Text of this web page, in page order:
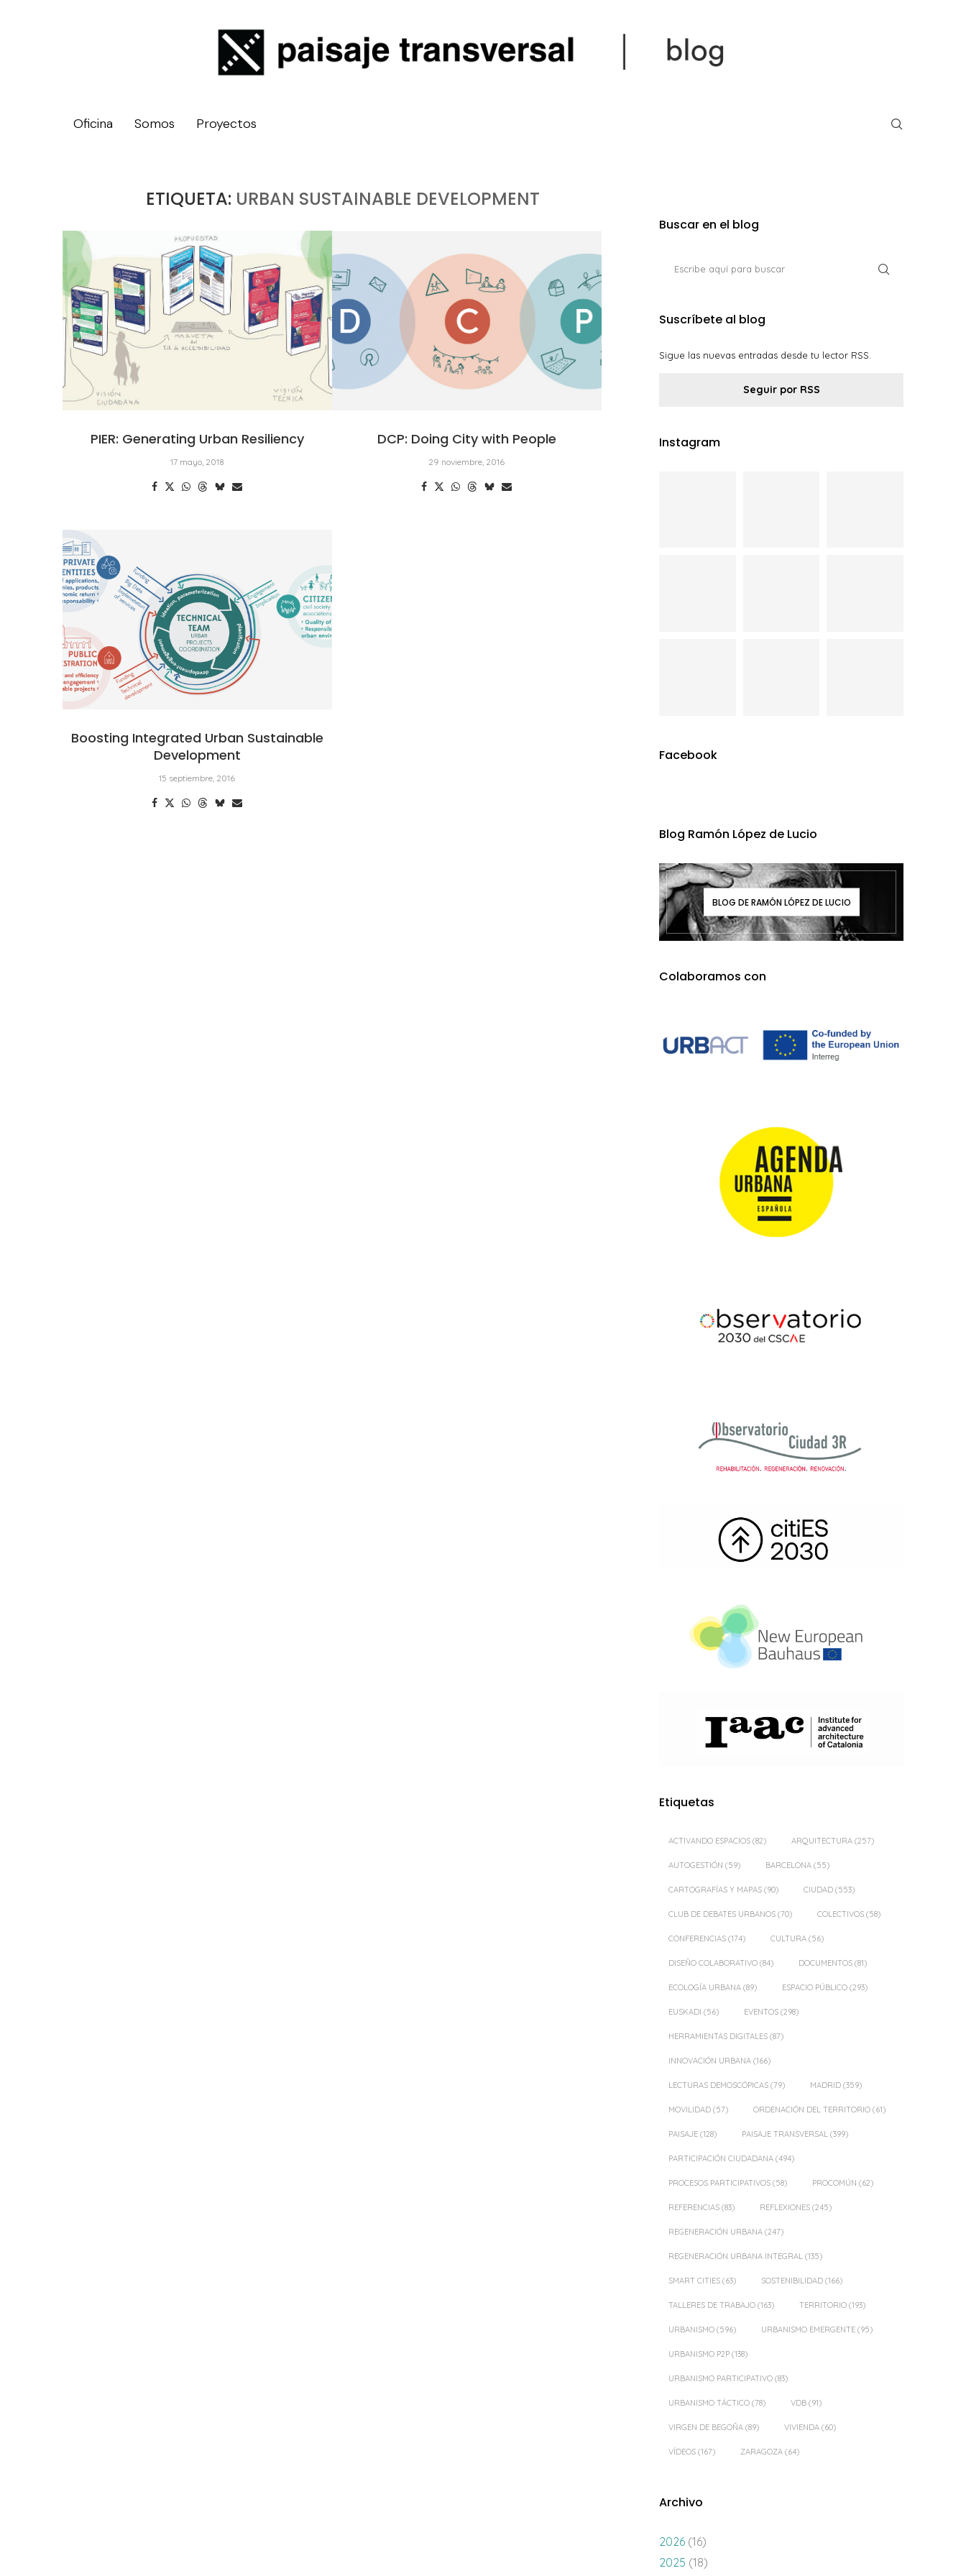
Oficina Somos Proyectos
ETIQUETA: URBAN SUSTAINABLE DEVELOPMENT
PIER: Generating Urban Resiliency
17 mayo, 2018
DCP: Doing City with People
29 noviembre, 2016
Boosting Integrated Urban Sustainable
Development
15 septiembre, 2016
Buscar en el blog
Suscríbete al blog
Sigue las nuevas entradas desde tu lector RSS.
Seguir por RSS
Instagram
Facebook
Blog Ramón López de Lucio
BLOG DE RAMÓN LÓPEZ DE LUCIO
Colaboramos con
Etiquetas
ACTIVANDO ESPACIOS (82) ARQUITECTURA (257)
AUTOGESTIÓN (59) BARCELONA (55)
CARTOGRAFÍAS Y MAPAS (90) CIUDAD (553)
CLUB DE DEBATES URBANOS (70) COLECTIVOS (58)
CONFERENCIAS (174) CULTURA (56)
DISEÑO COLABORATIVO (84) DOCUMENTOS (81)
ECOLOGÍA URBANA (89) ESPACIO PÚBLICO (293)
EUSKADI (56) EVENTOS (298)
HERRAMIENTAS DIGITALES (87)
INNOVACIÓN URBANA (166)
LECTURAS DEMOSCÓPICAS (79) MADRID (359)
MOVILIDAD (57) ORDENACIÓN DEL TERRITORIO (61)
PAISAJE (128) PAISAJE TRANSVERSAL (399)
PARTICIPACIÓN CIUDADANA (494)
PROCESOS PARTICIPATIVOS (58) PROCOMÚN (62)
REFERENCIAS (83) REFLEXIONES (245)
REGENERACIÓN URBANA (247)
REGENERACIÓN URBANA INTEGRAL (135)
SMART CITIES (63) SOSTENIBILIDAD (166)
TALLERES DE TRABAJO (163) TERRITORIO (193)
URBANISMO (596) URBANISMO EMERGENTE (95)
URBANISMO P2P (138)
URBANISMO PARTICIPATIVO (83)
URBANISMO TÁCTICO (78) VDB (91)
VIRGEN DE BEGOÑA (89) VIVIENDA (60)
VÍDEOS (167) ZARAGOZA (64)
Archivo
2026 (16)
2025 (18)